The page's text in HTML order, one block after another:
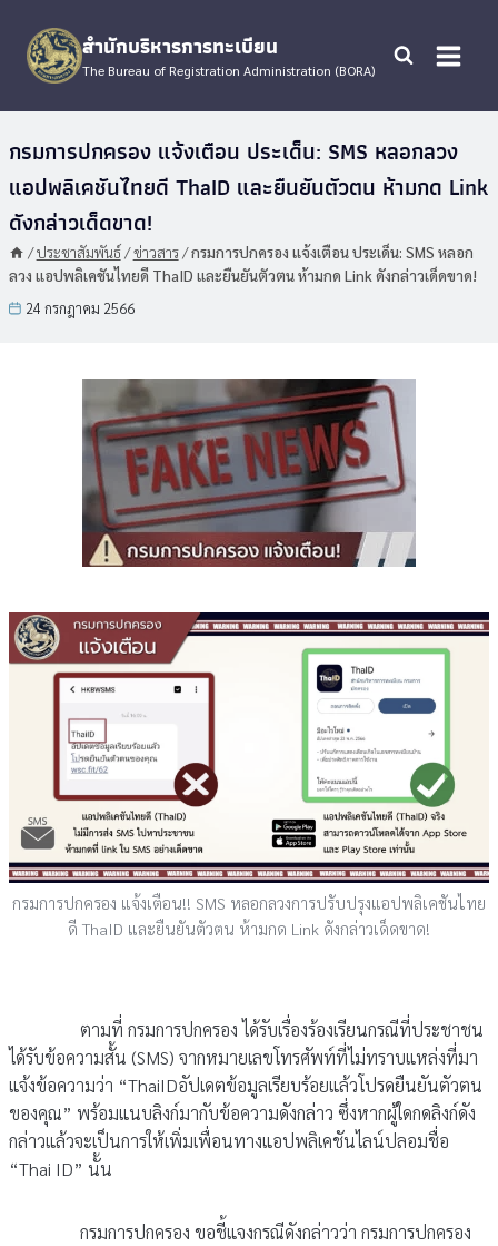
content
สำนักบริหารการทะเบียน
The Bureau of Registration Administration (BORA)
/ประชาสัมพันธ์/ข่าวสาร/กรมการปกครอง แจ้งเตือน ประเด็น: SMS หลอก
ลวง แอปพลิเคชันไทยดี ThaID และยืนยันตัวตน ห้ามกด Link ดังกล่าวเด็ดขาด!
กรมการปกครอง แจ้งเตือน ประเด็น: SMS หลอกลวง
แอปพลิเคชันไทยดี ThaID และยืนยันตัวตน ห้ามกด Link
ดังกล่าวเด็ดขาด!
24 กรกฎาคม 2566
กรมการปกครอง แจ้งเตือน!! SMS หลอกลวงการปรับปรุงแอปพลิเคชันไทย
ดี ThaID และยืนยันตัวตน ห้ามกด Link ดังกล่าวเด็ดขาด!
ตามที่ กรมการปกครอง ได้รับเรื่องร้องเรียนกรณีที่ประชาชน
ได้รับข้อความสั้น (SMS) จากหมายเลขโทรศัพท์ที่ไม่ทราบแหล่งที่มา
แจ้งข้อความว่า “ThaiIDอัปเดตข้อมูลเรียบร้อยแล้วโปรดยืนยันตัวตน
ของคุณ” พร้อมแนบลิงก์มากับข้อความดังกล่าว ซึ่งหากผู้ใดกดลิงก์ดัง
กล่าวแล้วจะเป็นการให้เพิ่มเพื่อนทางแอปพลิเคชันไลน์ปลอมชื่อ
“Thai ID” นั้น
กรมการปกครอง ขอชี้แจงกรณีดังกล่าวว่า กรมการปกครอง